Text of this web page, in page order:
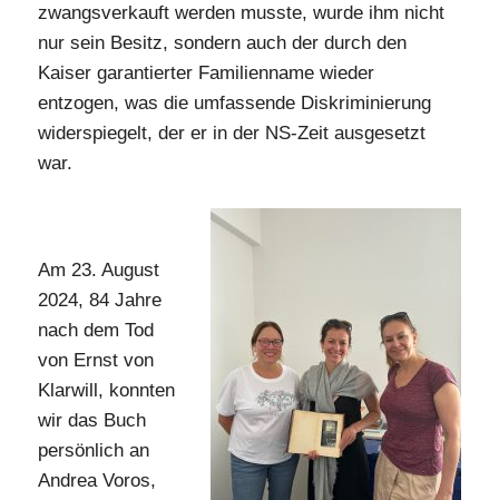
zwangsverkauft werden musste, wurde ihm nicht
nur sein Besitz, sondern auch der durch den
Kaiser garantierter Familienname wieder
entzogen, was die umfassende Diskriminierung
widerspiegelt, der er in der NS-Zeit ausgesetzt
war.
Am 23. August
2024, 84 Jahre
nach dem Tod
von Ernst von
Klarwill, konnten
wir das Buch
persönlich an
Andrea Voros,